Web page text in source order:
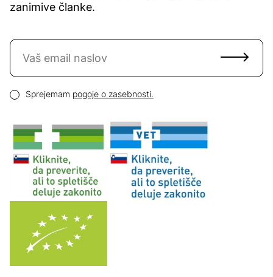
zanimive članke.
Naročite se na novice
Pogoji zasebnosti
Sprejemam pogoje o zasebnosti.